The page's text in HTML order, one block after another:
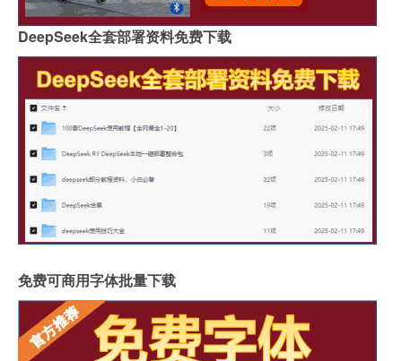
DeepSeek全套部署资料免费下载
免费可商用字体批量下载